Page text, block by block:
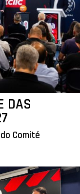
DAS
Comité